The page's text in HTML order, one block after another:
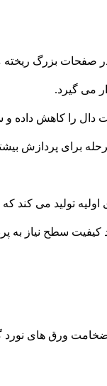
در صفحات بزرگ
می گیرد.
دال را کاهش داده و
برای پردازش
تولید می کند که
کیفیت سطح نیاز به
ضخامت ورق های